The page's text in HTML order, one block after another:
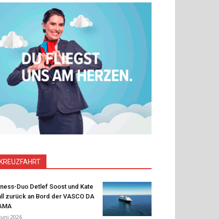
KREUZFAHRT
Duo Detlef Soost und Kate
zurück an Bord der VASCO DA
2026